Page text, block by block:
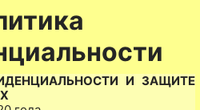
И ЗАЩИТЕ